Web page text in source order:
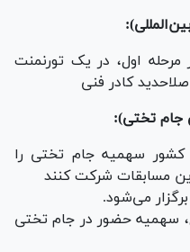
اول، در یک تورنمنت
کادر فنی
جام تختی):
کشور سهمیه جام تختی را
مسابقات شرکت کنند
می‌شود.
سهمیه حضور در جام تختی